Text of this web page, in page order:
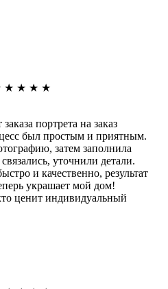
★ ★ ★ ★
портрета на заказ
был простым и приятным.
затем заполнила
уточнили детали.
и качественно, результат
украшает мой дом!
ценит индивидуальный